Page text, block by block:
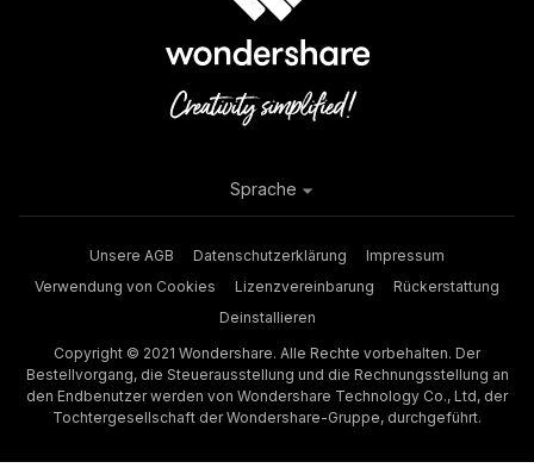
Unsere AGB Datenschutzerklärung
Impressum
Verwendung von Cookies
Lizenzvereinbarung
Rückerstattung
Deinstallieren
Copyright © 2021 Wondershare. Alle Rechte vorbehalten. Der
Bestellvorgang, die Steuerausstellung und die Rechnungsstellung an
den Endbenutzer werden von Wondershare Technology Co., Ltd, der
Tochtergesellschaft der Wondershare-Gruppe, durchgeführt.
Sprache